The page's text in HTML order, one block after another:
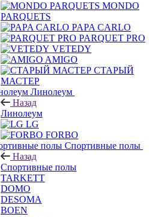
MONDO
PARQUETS
PAPA CARLO
PARQUET PRO
VETEDY
AMIGO
СТАРЫЙ
МАСТЕР
Линолеум
Назад
Линолеум
LG
FORBO
Спортивные полы
Назад
Спортивные полы
TARKETT
DOMO
DESOMA
BOEN